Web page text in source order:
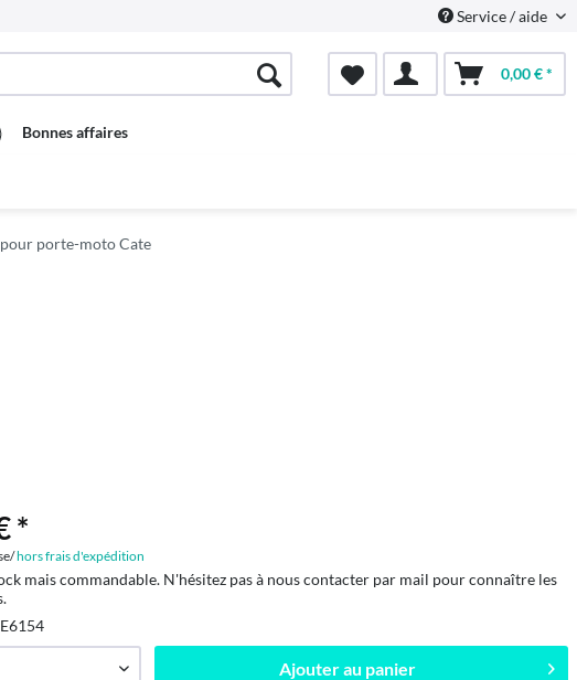
Service / aide
0,00 € *
Bonnes affaires
porte-moto Cate
*
hors frais d'expédition
mais commandable. N'hésitez pas à nous contacter par mail pour connaître les
E6154
Ajouter au panier